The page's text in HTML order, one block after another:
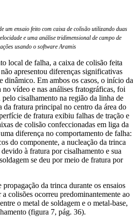
um ensaio feito com caixa de colisão utilizando duas
e uma análise tridimensional de campo de
usando o software Aramis
local de falha, a caixa de colisão feita
apresentou diferenças significativas
dinâmico. Em ambos os casos, o início da
no vídeo e nas análises fratográficas, foi
cisalhamento na região da linha de
da fratura principal no centro da área do
de fratura exibiu falhas de tração e
de colisão confeccionadas em liga da
diferença no comportamento de falha:
do componente, a nucleação da trinca
à fratura por cisalhamento e sua
se deu por meio de fratura por
da trinca durante os ensaios
colisões ocorreu predominantemente ao
o metal de soldagem e o metal-base,
(figura 7, pág. 36).